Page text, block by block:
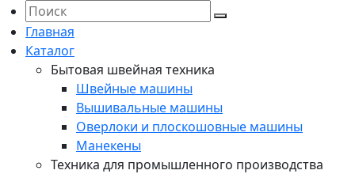
Главная
Каталог
Бытовая швейная техника
Швейные машины
Вышивальные машины
Оверлоки и плоскошовные машины
Манекены
Техника для промышленного производства